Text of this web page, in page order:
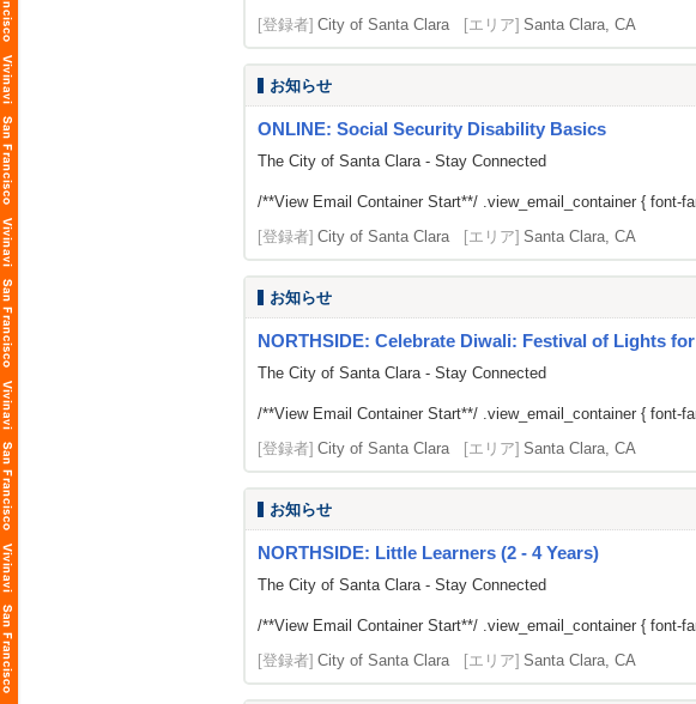
[登録者] City of Santa Clara [エリア] Santa Clara, CA
お知らせ
ONLINE: Social Security Disability Basics
The City of Santa Clara - Stay Connected
/**View Email Container Start**/ .view_email_container { font-
[登録者] City of Santa Clara [エリア] Santa Clara, CA
お知らせ
NORTHSIDE: Celebrate Diwali: Festival of Lights
The City of Santa Clara - Stay Connected
/**View Email Container Start**/ .view_email_container { font-
[登録者] City of Santa Clara [エリア] Santa Clara, CA
お知らせ
NORTHSIDE: Little Learners (2 - 4 Years)
The City of Santa Clara - Stay Connected
/**View Email Container Start**/ .view_email_container { font-
[登録者] City of Santa Clara [エリア] Santa Clara, CA